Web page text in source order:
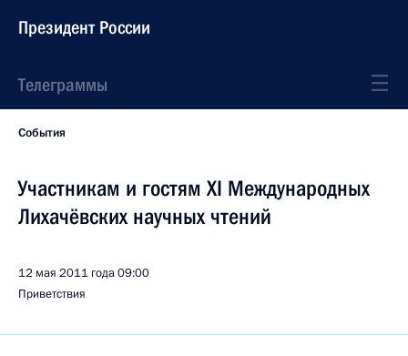
Президент России
Телеграммы
События
Участникам и гостям XI Международных
Лихачёвских научных чтений
12 мая 2011 года09:00
Приветствия